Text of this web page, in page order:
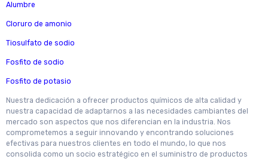
Alumbre
Cloruro de amonio
Tiosulfato de sodio
Fosfito de sodio
Fosfito de potasio
Nuestra dedicación a ofrecer productos químicos de alta calidad y
nuestra capacidad de adaptarnos a las necesidades cambiantes del
mercado son aspectos que nos diferencian en la industria. Nos
comprometemos a seguir innovando y encontrando soluciones
efectivas para nuestros clientes en todo el mundo, lo que nos
consolida como un socio estratégico en el suministro de productos